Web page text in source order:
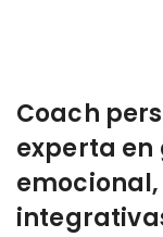
Coach
experta en